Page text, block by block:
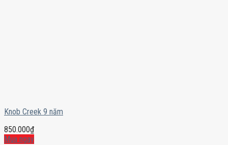
Knob Creek 9 năm
850.000₫
Mua ngay